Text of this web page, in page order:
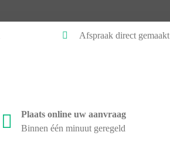
Afspraak direct gemaakt
Plaats online uw aanvraag
Binnen één minuut geregeld